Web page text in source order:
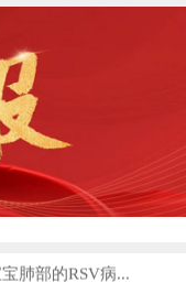
3月17日—3...
“云影像”...
挂号费0元！...
早7点开设早门...
老年朋友在苏...
国庆、中秋假期...
接种活动火热预...
西合璧助成长—...
肺部的RSV病...